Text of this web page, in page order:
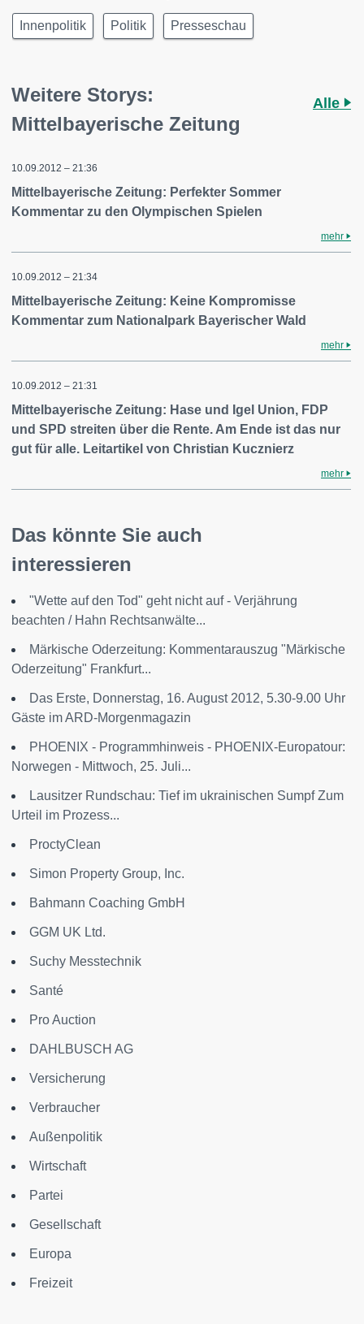
Innenpolitik Politik Presseschau
Weitere Storys:
Mittelbayerische Zeitung
Alle
10.09.2012 – 21:36
Mittelbayerische Zeitung: Perfekter Sommer
Kommentar zu den Olympischen Spielen
mehr
10.09.2012 – 21:34
Mittelbayerische Zeitung: Keine Kompromisse
Kommentar zum Nationalpark Bayerischer Wald
mehr
10.09.2012 – 21:31
Mittelbayerische Zeitung: Hase und Igel Union, FDP
und SPD streiten über die Rente. Am Ende ist das nur
gut für alle. Leitartikel von Christian Kucznierz
mehr
Das könnte Sie auch
interessieren
"Wette auf den Tod" geht nicht auf - Verjährung
beachten / Hahn Rechtsanwälte...
Märkische Oderzeitung: Kommentarauszug "Märkische
Oderzeitung" Frankfurt...
Das Erste, Donnerstag, 16. August 2012, 5.30-9.00 Uhr
Gäste im ARD-Morgenmagazin
PHOENIX - Programmhinweis - PHOENIX-Europatour:
Norwegen - Mittwoch, 25. Juli...
Lausitzer Rundschau: Tief im ukrainischen Sumpf Zum
Urteil im Prozess...
ProctyClean
Simon Property Group, Inc.
Bahmann Coaching GmbH
GGM UK Ltd.
Suchy Messtechnik
Santé
Pro Auction
DAHLBUSCH AG
Versicherung
Verbraucher
Außenpolitik
Wirtschaft
Partei
Gesellschaft
Europa
Freizeit